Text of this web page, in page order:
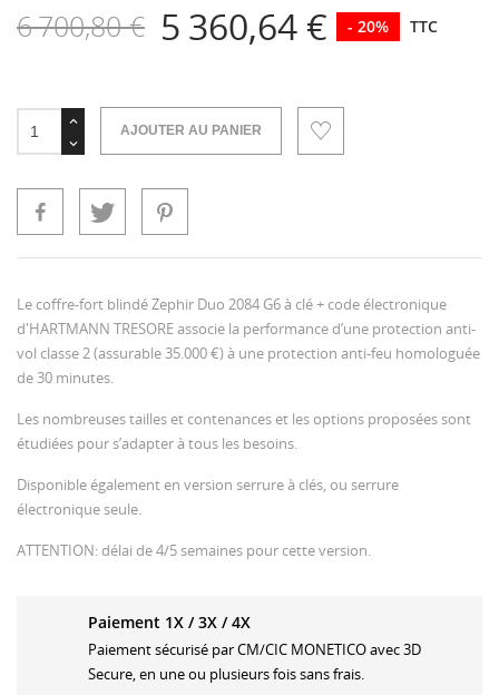
6 700,80 € 5 360,64 € - 20% TTC
AJOUTER AU PANIER
Le coffre-fort blindé Zephir Duo 2084 G6 à clé + code électronique
d'HARTMANN TRESORE associe la performance d’une protection anti-
vol classe 2 (assurable 35.000 €) à une protection anti-feu homologuée
de 30 minutes.
Les nombreuses tailles et contenances et les options proposées sont
étudiées pour s’adapter à tous les besoins.
Disponible également en version serrure à clés, ou serrure
électronique seule.
ATTENTION: délai de 4/5 semaines pour cette version.
Paiement 1X / 3X / 4X
Paiement sécurisé par CM/CIC MONETICO avec 3D
Secure, en une ou plusieurs fois sans frais.